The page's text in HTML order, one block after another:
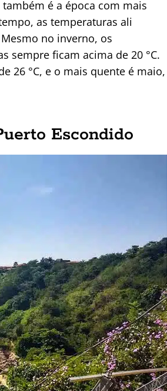
é a época com mais
as temperaturas ali
no inverno, os
sempre ficam acima de 20 °C.
26 °C, e o mais quente é maio,
Escondido